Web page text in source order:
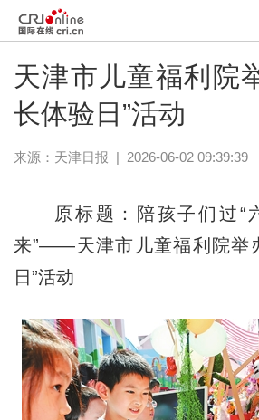
天津市儿童福利院
长体验日”活动
来源： 天津日报 | 2026-06-02 09:39:39
原标题：陪孩子们过“
来”——天津市儿童福利院举
日”活动